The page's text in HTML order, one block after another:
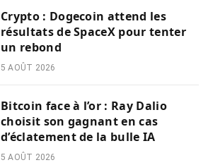
Crypto : Dogecoin attend les
résultats de SpaceX pour tenter
un rebond
5 AOÛT 2026
Bitcoin face à l’or : Ray Dalio
choisit son gagnant en cas
d’éclatement de la bulle IA
5 AOÛT 2026